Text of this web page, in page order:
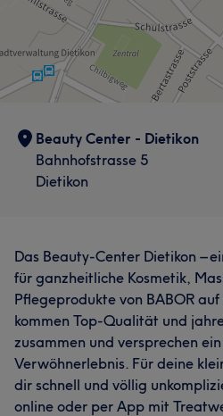
Was unsere Kunden über Ilaria
Professionell 25 Kompetent 12
Freundlich 11
Sympathisch 6
Nägel Massage
Lieblingsbehandlungen. Ihr
beginnt dort, wo sich der
wohlfühlt.“
Services
Nägel Körper
Haarentfernung
Professionell 26 Erfahren 24
Geschult 8
Beauty Center - Dietikon
Bahnhofstrasse 5
Dietikon
Das Beauty-Center Dietikon –
für ganzheitliche Kosmetik,
Pflegeprodukte von BABOR
kommen Top-Qualität und
zusammen und versprechen
Verwöhnerlebnis. Für deine
dir schnell und völlig
online oder per App mit